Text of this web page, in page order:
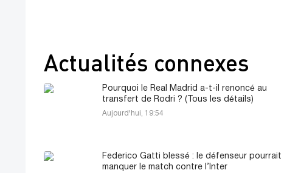
Actualités connexes
Pourquoi le Real Madrid a-t-il renoncé au
transfert de Rodri ? (Tous les détails)
Aujourd'hui, 19:54
Federico Gatti blessé : le défenseur pourrait
manquer le match contre l’Inter